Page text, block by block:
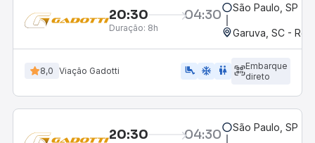
20:30 04:30
Duração: 8h
São Paulo, SP -
Garuva, SC -
8,0 Viação Gadotti airline_seat_legroom_extra ac_unit wc
Embarque
direto
20:30 04:30 São Paulo, SP -